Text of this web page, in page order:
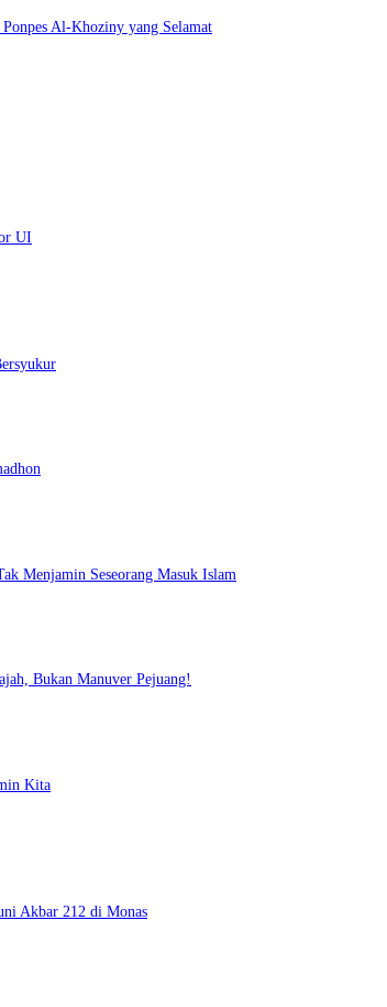
Al-Khoziny yang Selamat
UI
Menjamin Seseorang Masuk Islam
Bukan Manuver Pejuang!
Kita
Akbar 212 di Monas